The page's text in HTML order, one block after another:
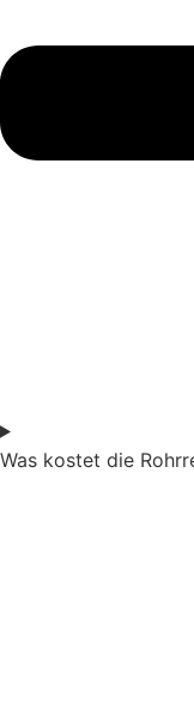
Was kostet die